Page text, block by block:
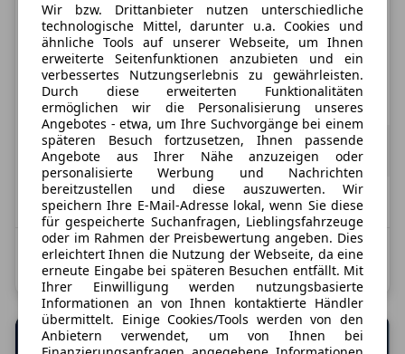
Dacia Sandero Stepway
Expression TCe 110 Rückfahrkamer
Treibstoff
Benzin
Leistung
110 PS
Zustand
Neu: 5 km
ab147,19 € 123,69 €exkl. MwSt.
60 Monate
5.000 km / Jahr (anpassbar)
vsl. September 2026
Kombinierter Kraftstoffverbrauch: 5,7 l/100 km;
Kombinierte CO2-Emission: 128,0 g/km; CO2-Klasse: D
Wir bzw. Drittanbieter nutzen unterschiedliche
technologische Mittel, darunter u.a. Cookies und
ähnliche Tools auf unserer Webseite, um Ihnen
erweiterte Seitenfunktionen anzubieten und ein
verbessertes Nutzungserlebnis zu gewährleisten.
Durch diese erweiterten Funktionalitäten
ermöglichen wir die Personalisierung unseres
Angebotes - etwa, um Ihre Suchvorgänge bei einem
späteren Besuch fortzusetzen, Ihnen passende
Angebote aus Ihrer Nähe anzuzeigen oder
personalisierte Werbung und Nachrichten
bereitzustellen und diese auszuwerten. Wir
speichern Ihre E-Mail-Adresse lokal, wenn Sie diese
für gespeicherte Suchanfragen, Lieblingsfahrzeuge
oder im Rahmen der Preisbewertung angeben. Dies
erleichtert Ihnen die Nutzung der Webseite, da eine
erneute Eingabe bei späteren Besuchen entfällt. Mit
Ihrer Einwilligung werden nutzungsbasierte
Informationen an von Ihnen kontaktierte Händler
übermittelt. Einige Cookies/Tools werden von den
Anbietern verwendet, um von Ihnen bei